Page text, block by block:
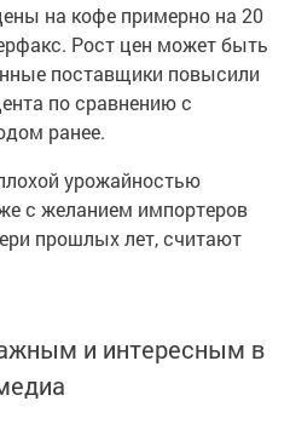
на кофе примерно на 20
Рост цен может быть
поставщики повысили
по сравнению с
ранее.
урожайностью
с желанием импортеров
прошлых лет, считают
и интересным в